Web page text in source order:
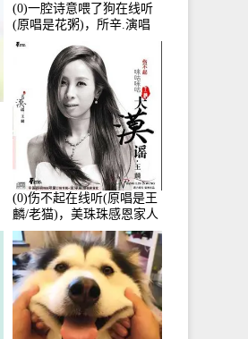
(0)一腔诗意喂了狗在线听
(原唱是花粥)，所辛.演唱
点播:80720次
(0)伤不起在线听(原唱是王
麟/老猫)，美珠珠感恩家人
演唱点播:80218次